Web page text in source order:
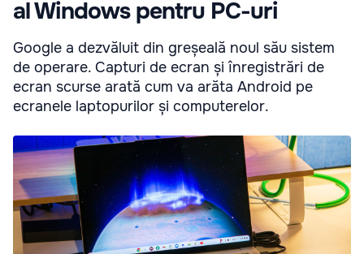
al Windows pentru PC-uri
Google a dezvăluit din greșeală noul său sistem
de operare. Capturi de ecran și înregistrări de
ecran scurse arată cum va arăta Android pe
ecranele laptopurilor și computerelor.